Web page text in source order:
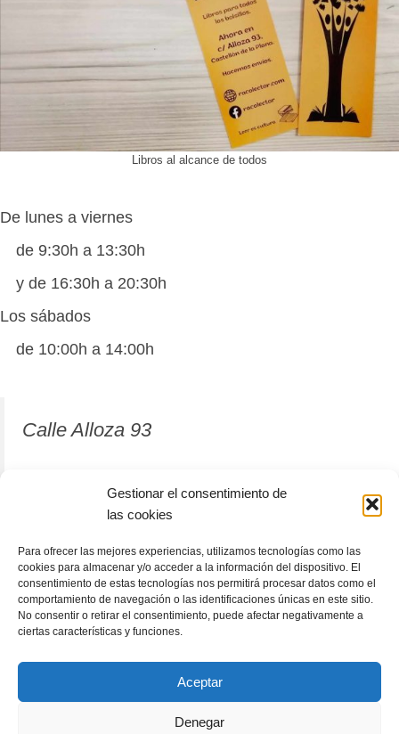
Gestionar el consentimiento de
las cookies
Para ofrecer las mejores experiencias, utilizamos tecnologías como las
cookies para almacenar y/o acceder a la información del dispositivo. El
consentimiento de estas tecnologías nos permitirá procesar datos como el
comportamiento de navegación o las identificaciones únicas en este sitio.
No consentir o retirar el consentimiento, puede afectar negativamente a
ciertas características y funciones.
Aceptar
Denegar
Libros al alcance de todos
De lunes a viernes
de 9:30h a 13:30h
y de 16:30h a 20:30h
Los sábados
de 10:00h a 14:00h
Calle Alloza 93
12001 Castellón de la Plana
964 81 37 63